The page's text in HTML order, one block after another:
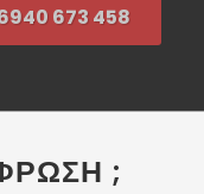
673 458
;